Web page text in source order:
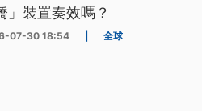
」裝置奏效嗎？
07-30 18:54 全球